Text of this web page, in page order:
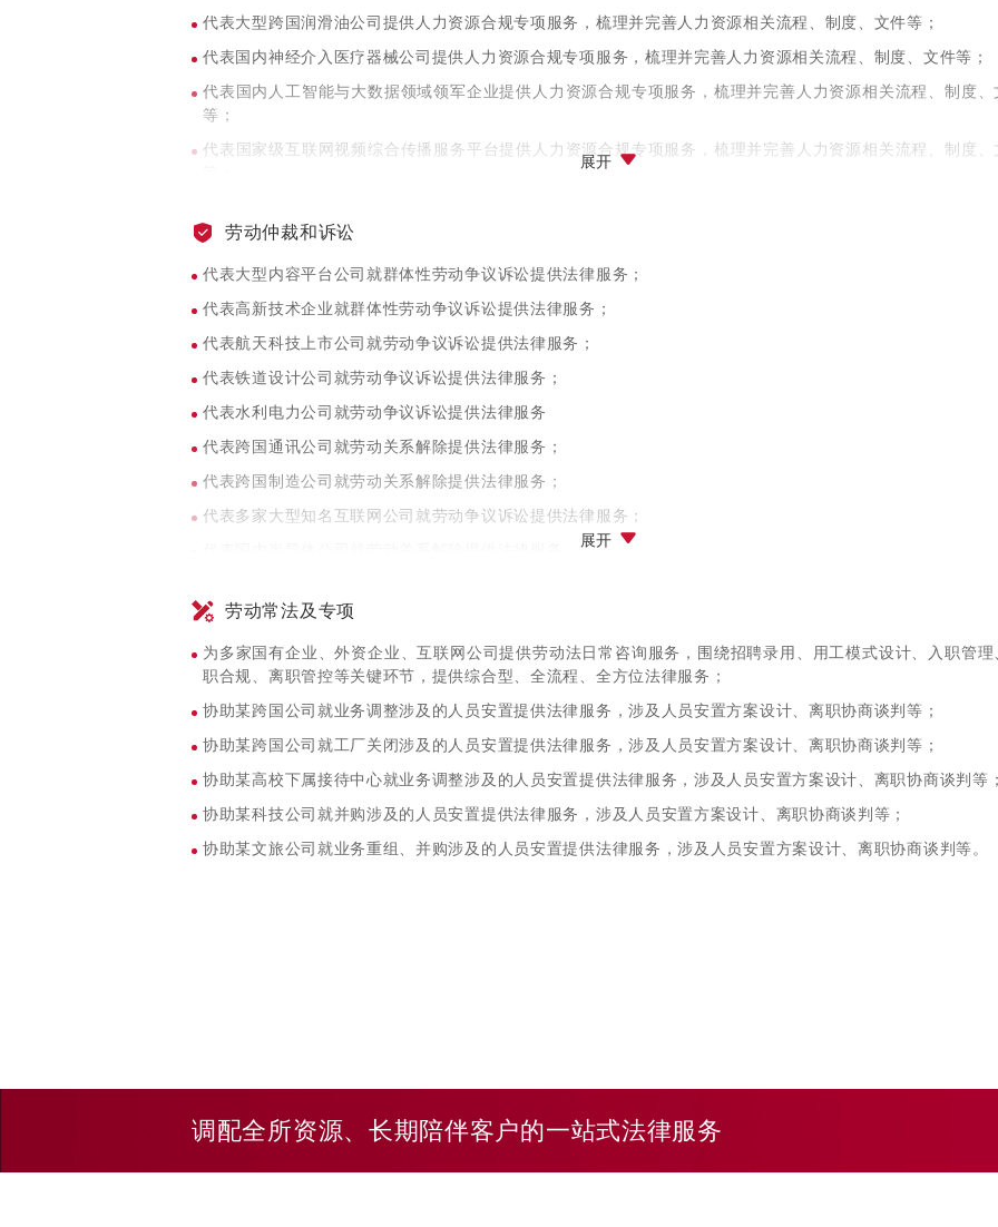
代表大型跨国润滑油公司提供人力资源合规专项服务，梳理并完善人力资源相关流程、制度、文件等；
代表国内神经介入医疗器械公司提供人力资源合规专项服务，梳理并完善人力资源相关流程、制度、文件等；
代表国内人工智能与大数据领域领军企业提供人力资源合规专项服务，梳理并完善人力资源相关流程、制度、
等；
代表国家级互联网视频综合传播服务平台提供人力资源合规专项服务，梳理并完善人力资源相关流程、制度、
代表国内医疗类人工智能公司提供人力资源合规专项服务，梳理并完善人力资源相关流程、制度、文件等；
代表国内金融科技公司提供人力资源合规专项服务，梳理并完善人力资源相关流程、制度、文件等。
展开
劳动仲裁和诉讼
代表大型内容平台公司就群体性劳动争议诉讼提供法律服务；
代表高新技术企业就群体性劳动争议诉讼提供法律服务；
代表航天科技上市公司就劳动争议诉讼提供法律服务；
代表铁道设计公司就劳动争议诉讼提供法律服务；
代表水利电力公司就劳动争议诉讼提供法律服务
代表跨国通讯公司就劳动关系解除提供法律服务；
代表跨国制造公司就劳动关系解除提供法律服务；
代表多家大型知名互联网公司就劳动争议诉讼提供法律服务；
展开
劳动常法及专项
为多家国有企业、外资企业、互联网公司提供劳动法日常咨询服务，围绕招聘录用、用工模式设计、入职管理
职合规、离职管控等关键环节，提供综合型、全流程、全方位法律服务；
协助某跨国公司就业务调整涉及的人员安置提供法律服务，涉及人员安置方案设计、离职协商谈判等；
协助某跨国公司就工厂关闭涉及的人员安置提供法律服务，涉及人员安置方案设计、离职协商谈判等；
协助某高校下属接待中心就业务调整涉及的人员安置提供法律服务，涉及人员安置方案设计、离职协商谈判等
协助某科技公司就并购涉及的人员安置提供法律服务，涉及人员安置方案设计、离职协商谈判等；
协助某文旅公司就业务重组、并购涉及的人员安置提供法律服务，涉及人员安置方案设计、离职协商谈判等。
调配全所资源、长期陪伴客户的一站式法律服务